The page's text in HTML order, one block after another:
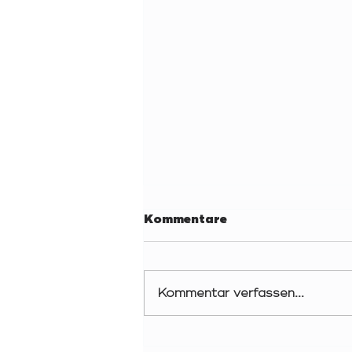
Kommentare
Kommentar verfassen...